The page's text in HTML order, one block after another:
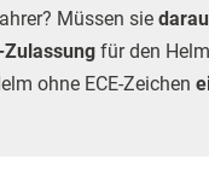
Müssen sie
Zulassung für den
ohne ECE-Zeichen